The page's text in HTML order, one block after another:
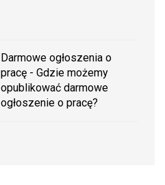
Darmowe ogłoszenia o
pracę - Gdzie możemy
opublikować darmowe
ogłoszenie o pracę?